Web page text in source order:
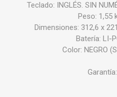
Teclado: INGLÉS. SIN
Peso: 1,55
Dimensiones: 312,6 x
Batería: LI-
Color: NEGRO